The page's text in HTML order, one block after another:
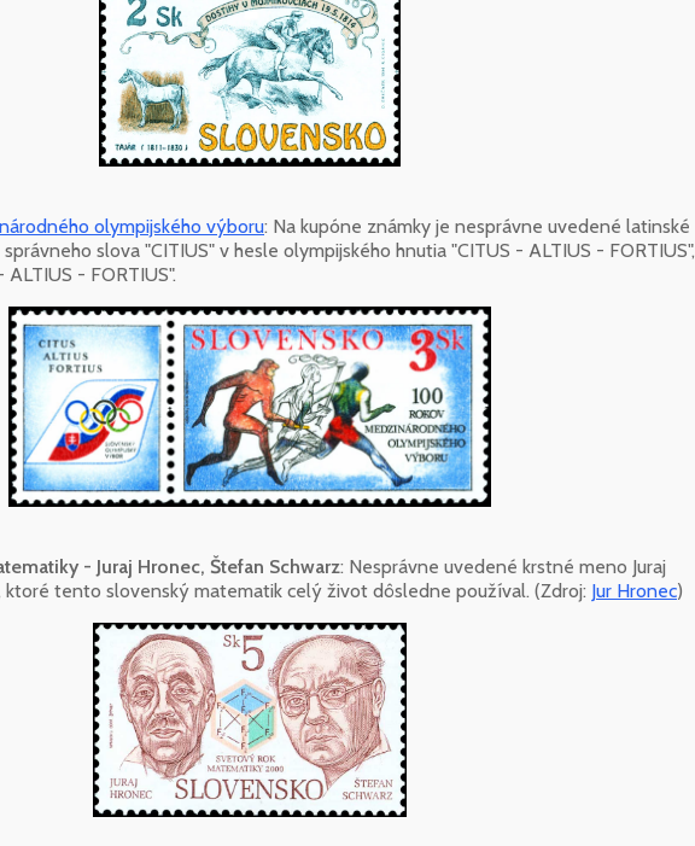
olympijského výboru: Na kupóne známky je nesprávne uvedené latinské
slova "CITIUS" v hesle olympijského hnutia "CITUS - ALTIUS - FORTIUS",
- FORTIUS".
- Juraj Hronec, Štefan Schwarz: Nesprávne uvedené krstné meno Juraj
ktoré tento slovenský matematik celý život dôsledne používal. (Zdroj: Jur Hronec)